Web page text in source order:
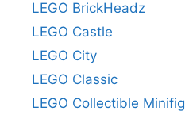
LEGO BrickHeadz
LEGO Castle
LEGO City
LEGO Classic
LEGO Collectible